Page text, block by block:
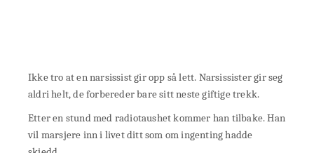
Ikke tro at en narsissist gir opp så lett. Narsissister gir seg
aldri helt, de forbereder bare sitt neste giftige trekk.
Etter en stund med radiotaushet kommer han tilbake. Han
vil marsjere inn i livet ditt som om ingenting hadde